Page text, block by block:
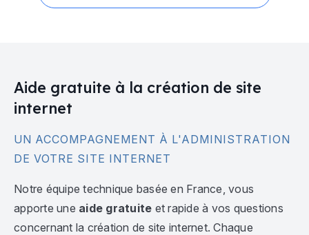
Aide gratuite à la création de site
internet
UN ACCOMPAGNEMENT À L'ADMINISTRATION
DE VOTRE SITE INTERNET
Notre équipe technique basée en France, vous
apporte une aide gratuite et rapide à vos questions
concernant la création de site internet. Chaque